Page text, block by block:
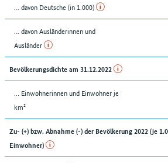
... davon Deutsche (in 1.000)
... davon Ausländerinnen und
Ausländer
Bevölkerungsdichte am 31.12.2022
… Einwohnerinnen und Einwohner je
km²
Zu- (+) bzw. Abnahme (-) der Bevölkerung 2022 (je
Einwohner)